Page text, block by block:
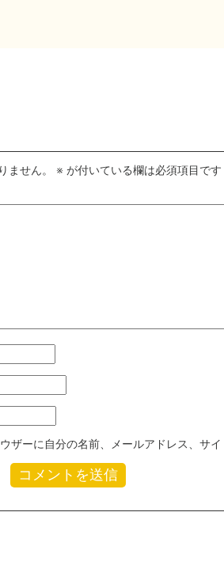
ません。 ※ が付いている欄は必須項目です
ザーに自分の名前、メールアドレス、サイ